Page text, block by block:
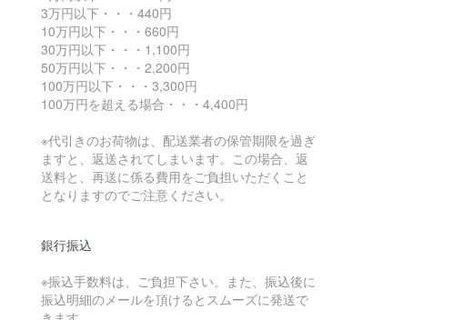
3万円以下・・・440円
10万円以下・・・660円
30万円以下・・・1,100円
50万円以下・・・2,200円
100万円以下・・・3,300円
100万円を超える場合・・・4,400円
※代引きのお荷物は、配送業者の保管期限を過ぎ
ますと、返送されてしまいます。この場合、返
送料と、再送に係る費用をご負担いただくこと
となりますのでご注意ください。
銀行振込
※振込手数料は、ご負担下さい。また、振込後に
振込明細のメールを頂けるとスムーズに発送で